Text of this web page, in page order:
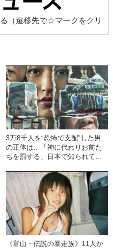
（遷移先で☆マークをクリ
3万8千人を“恐怖で支配”した男
の正体は…「神に代わりお前た
ちを罰する」日本で知られてい
条理な結末
《富山・伝説の暴走族》11人か